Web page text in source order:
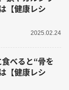
【健康レシ
2025.02.24
食べると“骨を
【健康レシ